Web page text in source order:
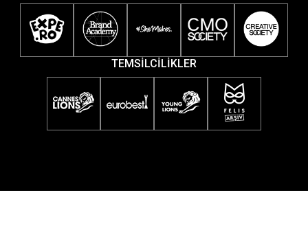
TEMSİLCİLİKLER